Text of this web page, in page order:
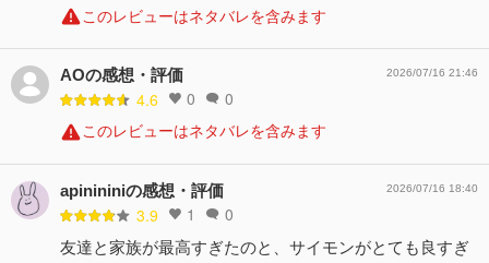
このレビューはネタバレを含みます
AOの感想・評価
4.6 0 0
2026/07/16 21:46
このレビューはネタバレを含みます
apinininiの感想・評価
3.9 1 0
2026/07/16 18:40
友達と家族が最高すぎたのと、サイモンがとても良すぎ